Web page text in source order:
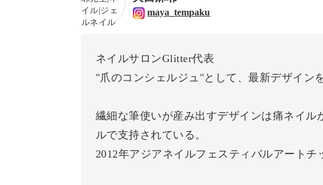
maya_tempaku
ネイルサロンGlitter代表
"爪のコンシェルジュ"として、最新デザイン
繊細な筆使いが産み出すデザインは痛ネイル
ルで支持されている。
2012年アジアネイルフェスティバルアートチ